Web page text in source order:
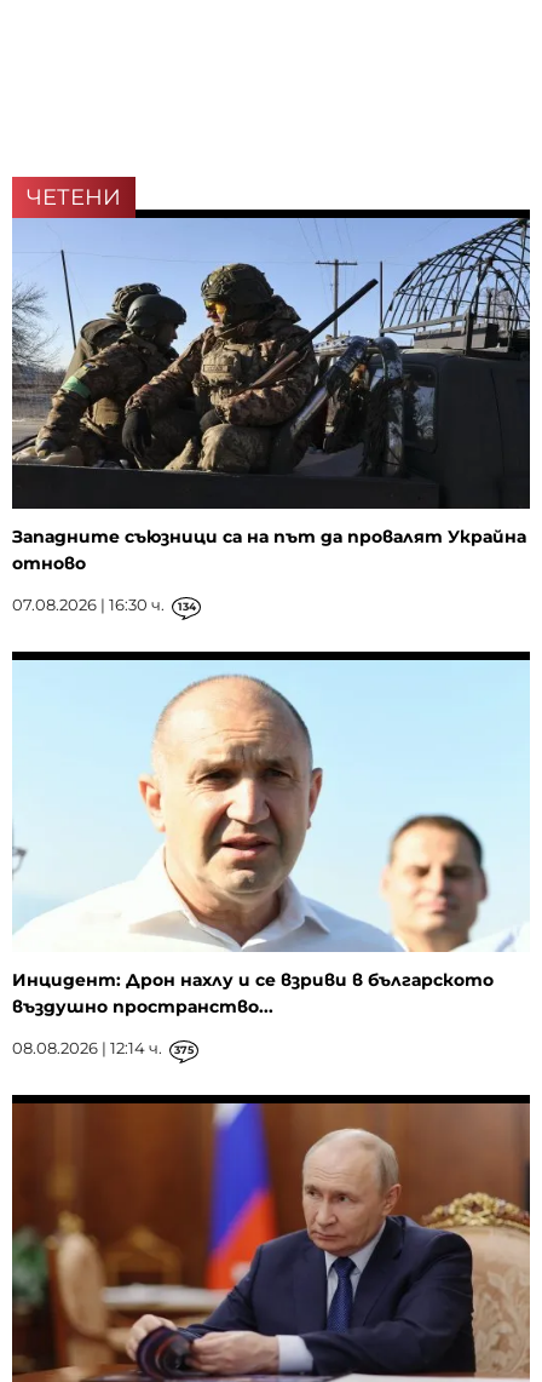
ЧЕТЕНИ
Западните съюзници са на път да провалят Украйна
отново
07.08.2026 | 16:30 ч. 134
Инцидент: Дрон нахлу и се взриви в българското
въздушно пространство...
08.08.2026 | 12:14 ч. 375